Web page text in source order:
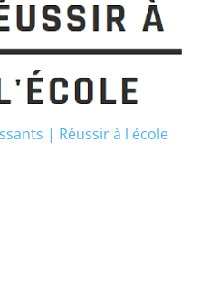
| Réussir à l école